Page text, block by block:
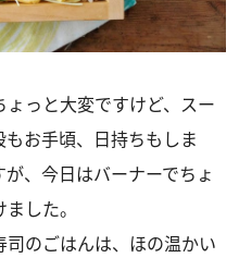
っと大変ですけど、スー
お手頃、日持ちもしま
、今日はバーナーでちょ
した。
のごはんは、ほの温かい